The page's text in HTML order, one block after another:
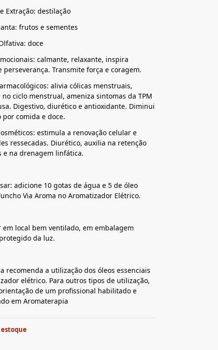
Extração: destilação
frutos e sementes
doce
calmante, relaxante, inspira
perseverança. Transmite força e coragem.
alivia cólicas menstruais,
ciclo menstrual, ameniza sintomas da TPM
Digestivo, diurético e antioxidante. Diminui
por comida e doce.
estimula a renovação celular e
ressecadas. Diurético, auxilia na retenção
e na drenagem linfática.
adicione 10 gotas de água e 5 de óleo
Via Aroma no Aromatizador Elétrico.
em local bem ventilado, em embalagem
da luz.
recomenda a utilização dos óleos essenciais
elétrico. Para outros tipos de utilização,
de um profissional habilitado e
em Aromaterapia
estoque